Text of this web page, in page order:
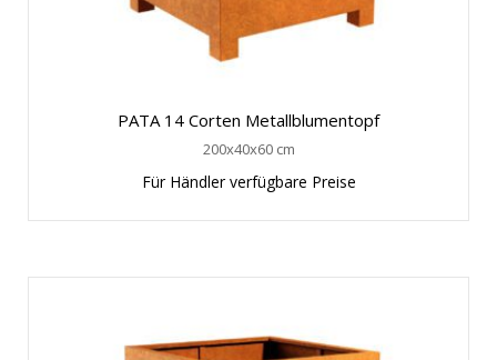
PATA 14 Corten Metallblumentopf
200x40x60 cm
Für Händler verfügbare Preise